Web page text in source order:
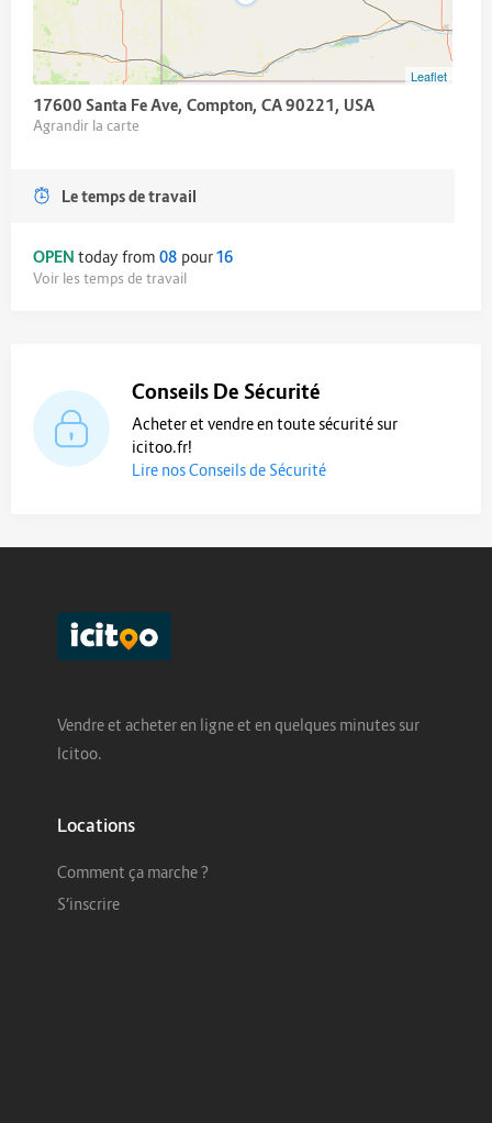
Leaflet
17600 Santa Fe Ave, Compton, CA 90221, USA
Agrandir la carte
Le temps de travail
OPEN today from 08 pour16
Voir les temps de travail
Conseils De Sécurité
Acheter et vendre en toute sécurité sur
icitoo.fr!
Lire nos Conseils de Sécurité
Vendre et acheter en ligne et en quelques minutes sur
Icitoo.
Locations
Comment ça marche ?
S’inscrire